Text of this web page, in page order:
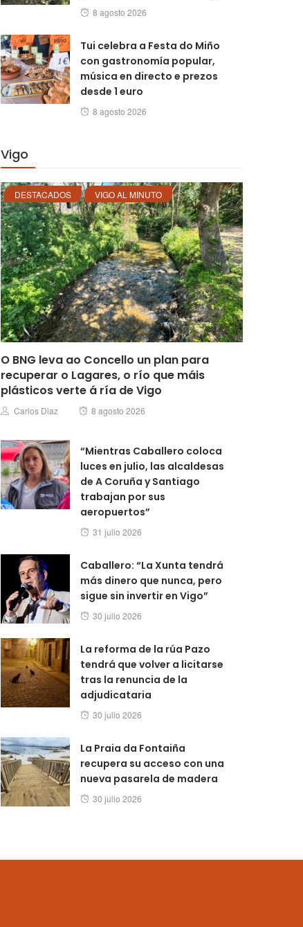
Posted
8 agosto 2026
Tui celebra a Festa do Miño
con gastronomía popular,
música en directo e prezos
desde 1 euro
Posted
8 agosto 2026
Vigo
DESTACADOS VIGO AL MINUTO
O BNG leva ao Concello un plan para
recuperar o Lagares, o río que máis
plásticos verte á ría de Vigo
Author
Carlos Diaz
Posted
8 agosto 2026
“Mientras Caballero coloca
luces en julio, las alcaldesas
de A Coruña y Santiago
trabajan por sus
aeropuertos”
Posted
31 julio 2026
Caballero: “La Xunta tendrá
más dinero que nunca, pero
sigue sin invertir en Vigo”
Posted
30 julio 2026
La reforma de la rúa Pazo
tendrá que volver a licitarse
tras la renuncia de la
adjudicataria
Posted
30 julio 2026
La Praia da Fontaiña
recupera su acceso con una
nueva pasarela de madera
Posted
30 julio 2026